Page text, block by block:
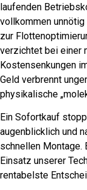
laufenden
vollkommen
zur
verzichtet bei einer
Kostensenkungen
Geld verbrennt
physikalische
Ein Sofortkauf
augenblicklich und
schnellen Montage.
Einsatz unserer
rentabelste